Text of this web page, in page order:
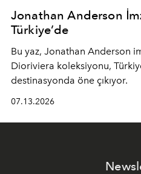
Jonathan Anderson
Türkiye’de
Bu yaz, Jonathan Anderson
Dioriviera koleksiyonu,
destinasyonda öne çıkıyor.
07.13.2026